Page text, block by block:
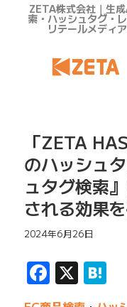
ZETA株式会社｜生
索・ハッシュタグ・
リテールメディ
「ZETA
のハッシュ
ュタグ検索
される効果
2024年6月26日
X